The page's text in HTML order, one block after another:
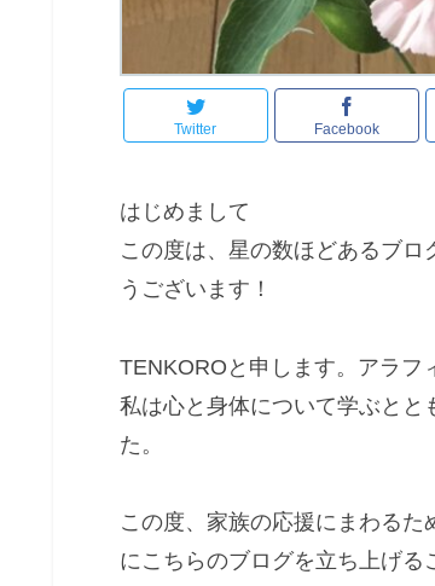
Twitter Facebook
はじめまして
この度は、星の数ほどあるブ
うございます！
TENKOROと申します。アラフ
私は心と身体について学ぶとと
た。
この度、家族の応援にまわる
にこちらのブログを立ち上げる